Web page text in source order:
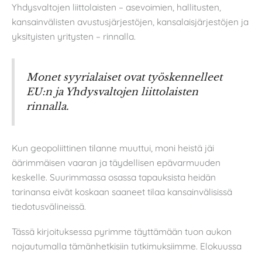
Yhdysvaltojen liittolaisten – asevoimien, hallitusten,
kansainvälisten avustusjärjestöjen, kansalaisjärjestöjen ja
yksityisten yritysten – rinnalla.
Monet syyrialaiset ovat työskennelleet
EU:n ja Yhdysvaltojen liittolaisten
rinnalla.
Kun geopoliittinen tilanne muuttui, moni heistä jäi
äärimmäisen vaaran ja täydellisen epävarmuuden
keskelle. Suurimmassa osassa tapauksista heidän
tarinansa eivät koskaan saaneet tilaa kansainvälisissä
tiedotusvälineissä.
Tässä kirjoituksessa pyrimme täyttämään tuon aukon
nojautumalla tämänhetkisiin tutkimuksiimme. Elokuussa